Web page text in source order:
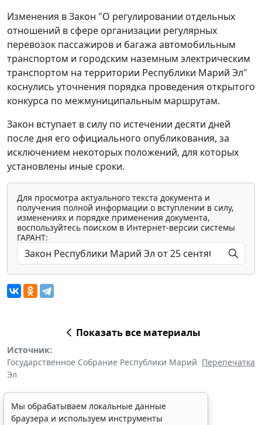
Изменения в Закон "О регулировании отдельных
отношений в сфере организации регулярных
перевозок пассажиров и багажа автомобильным
транспортом и городским наземным электрическим
транспортом на территории Республики Марий Эл"
коснулись уточнения порядка проведения открытого
конкурса по межмуниципальным маршрутам.
Закон вступает в силу по истечении десяти дней
после дня его официального опубликования, за
исключением некоторых положений, для которых
установлены иные сроки.
Для просмотра актуального текста документа и
получения полной информации о вступлении в силу,
изменениях и порядке применения документа,
воспользуйтесь поиском в Интернет-версии системы
ГАРАНТ:
Показать все материалы
Источник:
Государственное Собрание Республики Марий
Эл
Перепечатка
Мы обрабатываем локальные данные
браузера и используем инструменты